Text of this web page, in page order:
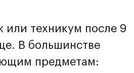
или техникум после 9
В большинстве
предметам: